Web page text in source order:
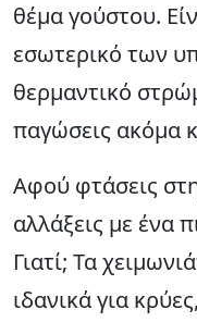
θέμα γούστου.
εσωτερικό των
θερμαντικό
παγώσεις ακόμα
Αφού φτάσεις
αλλάξεις με ένα
Γιατί; Τα
ιδανικά για